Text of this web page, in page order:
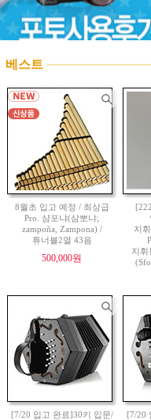
베스트
8월초 입고 예정 / 최상급
Pro. 샴포냐(삼뽀냐;
zampoña, Zampona) /
튜너블2열 43음
500,000원
지
지휘
[7/20 입고 완료]30키 입문/
[7/20